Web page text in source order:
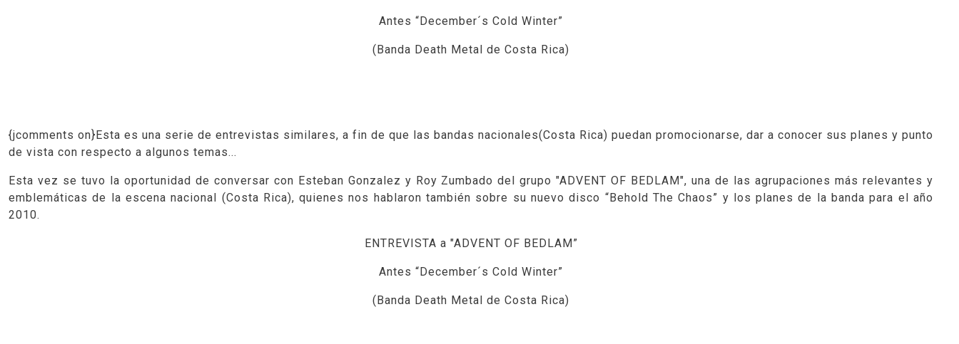
Antes “December´s Cold Winter”
(Banda Death Metal de Costa Rica)
{jcomments on}Esta es una serie de entrevistas similares, a fin de que las bandas nacionales(Costa Rica) puedan promocionarse, dar a conocer sus planes y punto
de vista con respecto a algunos temas...
Esta vez se tuvo la oportunidad de conversar con Esteban Gonzalez y Roy Zumbado del grupo "ADVENT OF BEDLAM", una de las agrupaciones más relevantes y
emblemáticas de la escena nacional (Costa Rica), quienes nos hablaron también sobre su nuevo disco “Behold The Chaos” y los planes de la banda para el año
2010.
ENTREVISTA a "ADVENT OF BEDLAM”
Antes “December´s Cold Winter”
(Banda Death Metal de Costa Rica)